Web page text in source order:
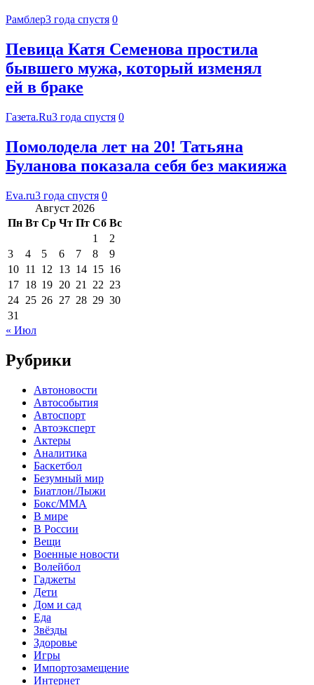
Рамблер3 года спустя 0
Певица Катя Семенова простила
бывшего мужа, который изменял
ей в браке
Газета.Ru3 года спустя 0
Помолодела лет на 20! Татьяна
Буланова показала себя без макияжа
Eva.ru3 года спустя 0
Август 2026
Пн Вт Ср Чт Пт Сб Вс
1
2
3
4 5 6 7 8
9
10 11 12 13 14 15 16
17 18 19 20 21 22 23
24 25 26 27 28 29 30
31
« Июл
Рубрики
Автоновости
Автособытия
Автоспорт
Автоэксперт
Актеры
Аналитика
Баскетбол
Безумный мир
Биатлон/Лыжи
Бокс/MMA
В мире
В России
Вещи
Военные новости
Волейбол
Гаджеты
Дети
Дом и сад
Еда
Звёзды
Здоровье
Игры
Импортозамещение
Интернет